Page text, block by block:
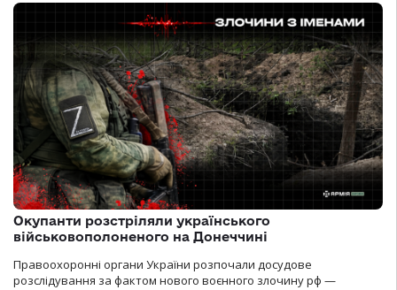
Окупанти розстріляли українського
військовополоненого на Донеччині
Правоохоронні органи України розпочали досудове
розслідування за фактом нового воєнного злочину рф —